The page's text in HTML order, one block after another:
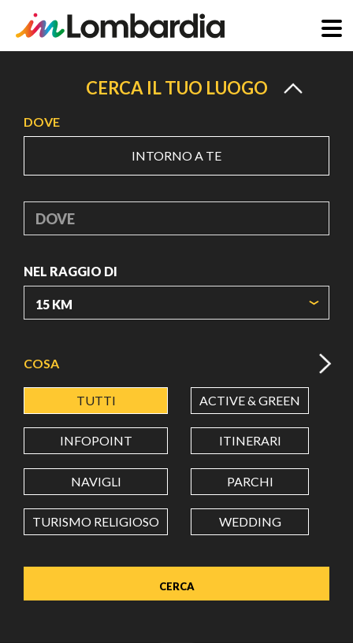
principale
CERCA IL TUO LUOGO
DOVE
INTORNO A TE
DOVE
NEL RAGGIO DI
LATITUDINE
LONGITUDINE
Value in decimal degrees. Use dot (.) as decimal separator.
COSA
TUTTI ACTIVE & GREEN
INFOPOINT ITINERARI
NAVIGLI PARCHI
TURISMO RELIGIOSO WEDDING